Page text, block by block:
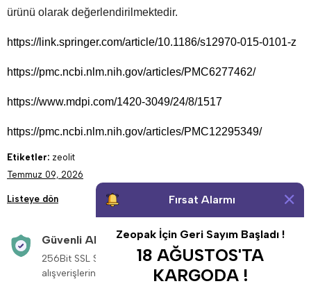
ürünü olarak değerlendirilmektedir.
https://link.springer.com/article/10.1186/s12970-015-0101-z
https://pmc.ncbi.nlm.nih.gov/articles/PMC6277462/
https://www.mdpi.com/1420-3049/24/8/1517
https://pmc.ncbi.nlm.nih.gov/articles/PMC12295349/
Etiketler: zeolit
Temmuz 09, 2026
Listeye dön
Güvenli Alışveriş
256Bit SSL Sertifikası ile
alışverişleriniz güvende.
Aynı Gün Kargo
Saat 14:00’a kadar
siparişleriniz aynı
Fırsat Alarmı
Zeopak İçin Geri Sayım Başladı !
18 AĞUSTOS'TA
KARGODA !